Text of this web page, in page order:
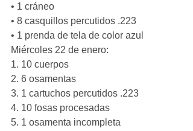
• 1 cráneo
• 8 casquillos percutidos .223
• 1 prenda de tela de color azul
Miércoles 22 de enero:
1. 10 cuerpos
2. 6 osamentas
3. 1 cartuchos percutidos .223
4. 10 fosas procesadas
5. 1 osamenta incompleta